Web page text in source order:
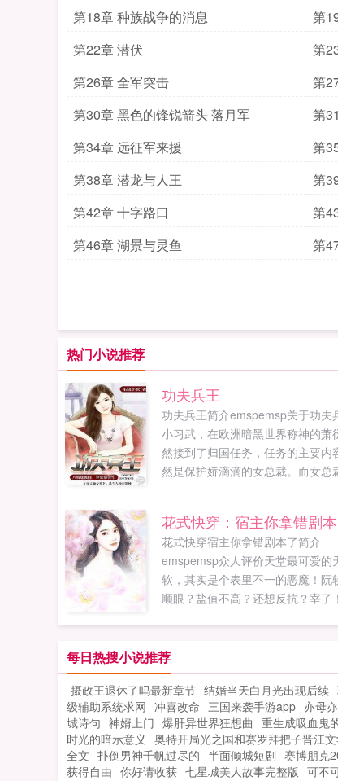
第18章 种族战争的消息
第
第22章 潜伏
第
第26章 全军突击
第
第30章 黑色的锋锐箭头 落月军
第
第34章 远征军来援
第
第38章 潜龙与人王
第
第42章 十字路口 第
第46章 湖景与灵鱼
第
热门小说推荐
功夫兵王
功夫兵王简介emspemsp关于功夫
小习武，在欧洲暗黑世界称神的萧
然接到了归国任务，任务的主要内
然是保护娇滴滴的女总裁。而女总
第一条准则，就是不能与雇主发生
系。...
花式快穿：宿主你拿错剧
花式快穿宿主你拿错剧本了简介
emspemsp众人评价天堂最可爱的
软，其实是个表里不一的恶魔！阮
顺眼？盐值不高？还想反抗？宰了
界吗？阮软眼神一暗...
每日热搜小说推荐
摄政王退休了吗最新章节 结婚当天白月光出现后续
级辅助系统求网 冲喜改命 三国来袭手游app 亦母
城诗句 神婿上门 爆肝异世界狂想曲 重生成吸血鬼
时光的暗示意义 奥特开局光之国和赛罗拜把子晋江
全文 扑倒男神千帆过尽的 半面倾城短剧 赛博朋克
获得自由 你好请收获 七星城美人故事完整版 可不